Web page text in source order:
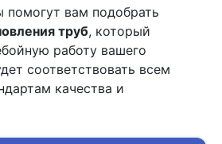
вам подобрать
труб, который
работу вашего
соответствовать всем
качества и